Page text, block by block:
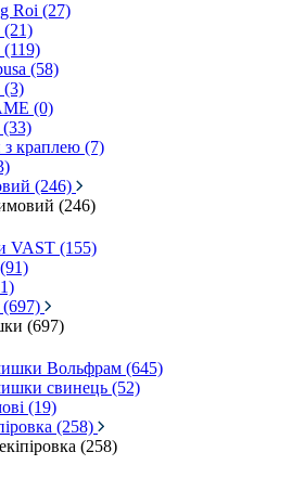
Roi (27)
(21)
(119)
(58)
(3)
(0)
(33)
з краплею (7)
(246)
(246)
VAST (155)
(697)
Вольфрам (645)
свинець (52)
(19)
(258)
(258)